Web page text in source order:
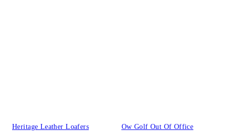
Heritage Leather Loafers
Ow Golf Out Of Office